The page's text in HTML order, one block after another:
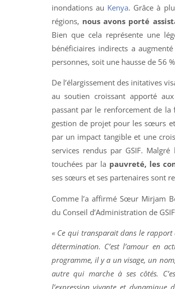
inondations au Kenya. Grâce à
régions, nous avons porté
Bien que cela représente une
bénéficiaires indirects a
personnes, soit une hausse de 56
De l’élargissement des initatives
au soutien croissant apporté
passant par le renforcement de
gestion de projet pour les sœurs
par un impact tangible et une
services rendus par GSIF.
touchées par la pauvreté, les
ses sœurs et ses partenaires sont
Comme l’a affirmé Sœur Mirjam
du Conseil d’Administration de
« Ce qui transparait dans le rapport
détermination. C’est l’amour en
programme, il y a un visage, un
autre qui marche à ses côtés.